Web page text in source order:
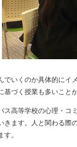
でいくのか具体的にイ
基づく授業も多いこと
ス高等学校の心理・コ
きます。人と関わる際
。